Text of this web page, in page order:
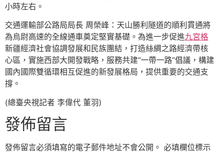
小時左右。
交通運輸部公路局局長 周榮峰：天山勝利隧道的順利貫通將
為烏尉高速的全線通車奠定堅實基礎。為進一步促進九宮格
新疆經濟社會協調發展和民族團結，打造絲綢之路經濟帶核
心區，實施西部大開發戰略，服務共建“一帶一路”倡議，構建
國內國際雙循環相互促進的新發展格局，提供重要的交通支
撐。
(總臺央視記者 李偉代 董羽)
發佈留言
發佈留言必須填寫的電子郵件地址不會公開。 必填欄位標示